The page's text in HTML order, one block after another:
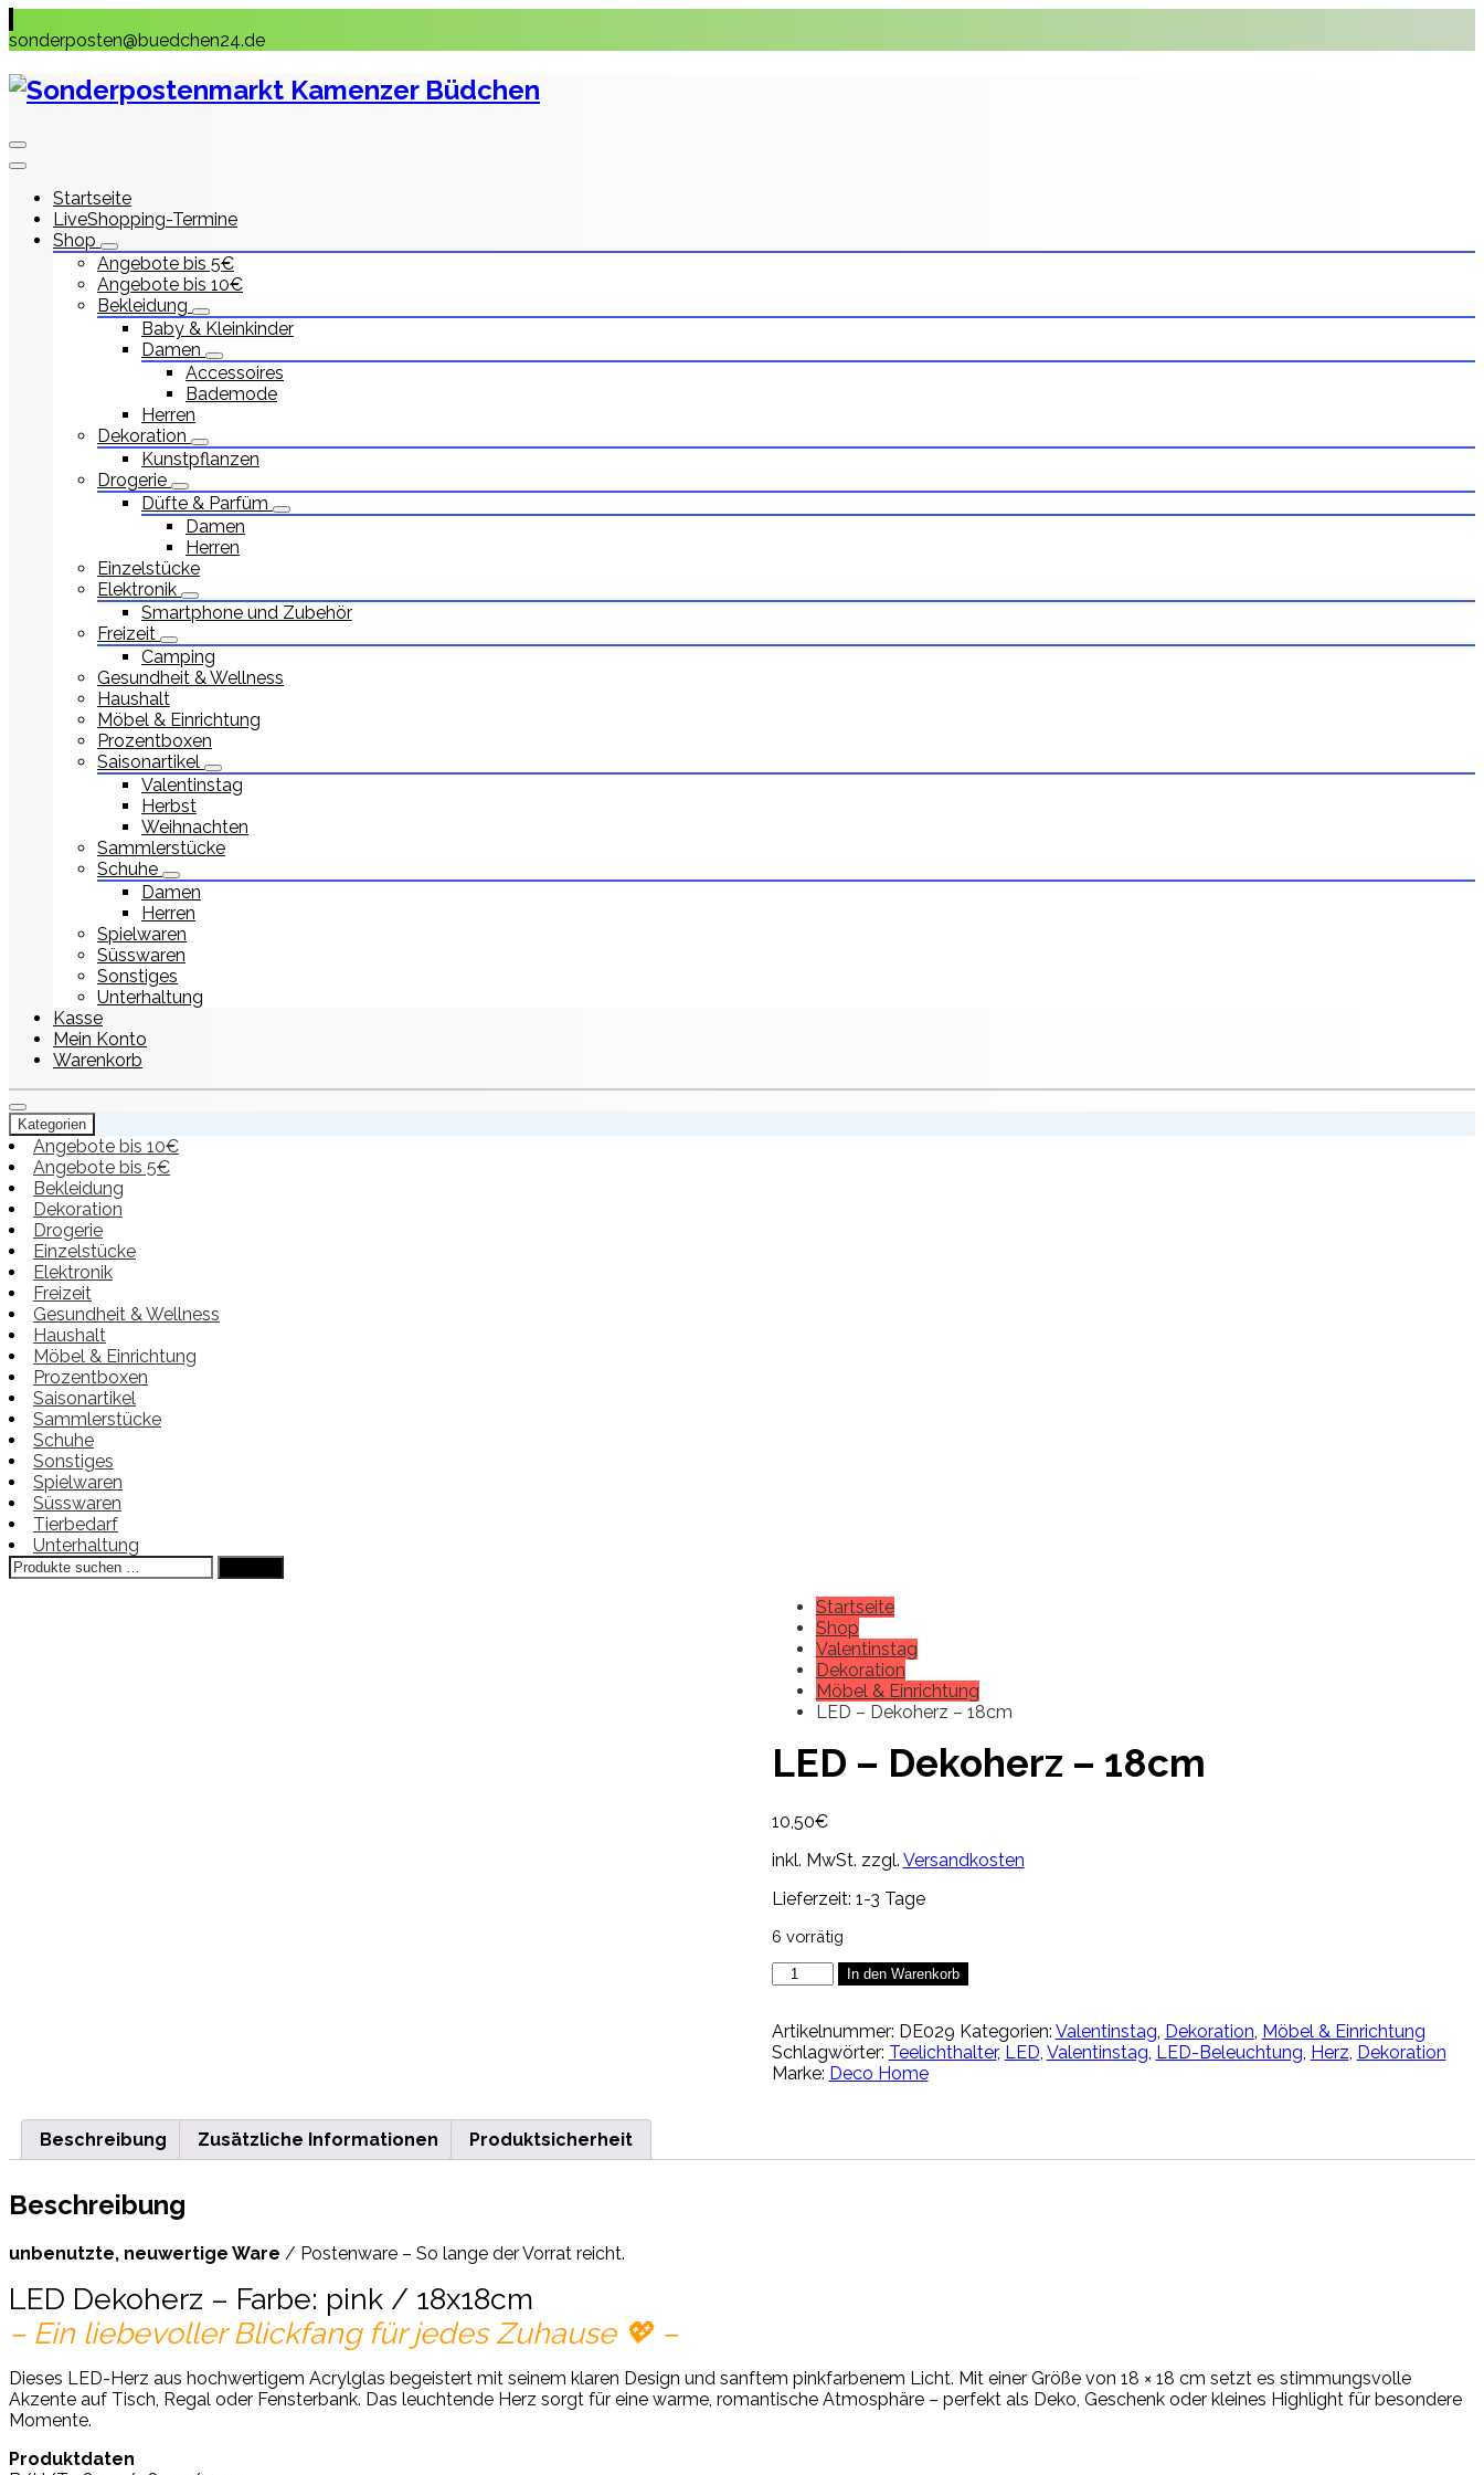
to
sonderposten@buedchen24.de
Startseite
LiveShopping-Termine
Shop
Angebote bis 5€
Angebote bis 10€
Bekleidung
Baby & Kleinkinder
Damen
Accessoires
Bademode
Herren
Dekoration
Kunstpflanzen
Drogerie
Düfte & Parfüm
Damen
Herren
Einzelstücke
Elektronik
Smartphone und Zubehör
Freizeit
Camping
Gesundheit & Wellness
Haushalt
Möbel & Einrichtung
Prozentboxen
Saisonartikel
Valentinstag
Herbst
Weihnachten
Sammlerstücke
Schuhe
Damen
Herren
Spielwaren
Süsswaren
Sonstiges
Unterhaltung
Kasse
Mein Konto
Warenkorb
Kategorien
Angebote bis 10€
Angebote bis 5€
Bekleidung
Dekoration
Drogerie
Einzelstücke
Elektronik
Freizeit
Gesundheit & Wellness
Haushalt
Möbel & Einrichtung
Prozentboxen
Saisonartikel
Sammlerstücke
Schuhe
Sonstiges
Spielwaren
Süsswaren
Tierbedarf
Unterhaltung
Suchen
nach:
Startseite
Shop
Valentinstag
Dekoration
Möbel & Einrichtung
LED – Dekoherz – 18cm
LED – Dekoherz – 18cm
10,50€
inkl. MwSt. zzgl. Versandkosten
Lieferzeit: 1-3 Tage
6 vorrätig
LED
-
-
18cm
Menge
In den Warenkorb
Artikelnummer: DE029 Kategorien: Valentinstag, Dekoration, Möbel & Einrichtung
Schlagwörter: Teelichthalter, LED, Valentinstag, LED-Beleuchtung, Herz, Dekoration
Marke: Deco Home
Beschreibung Zusätzliche Informationen Produktsicherheit
Beschreibung
unbenutzte, neuwertige Ware / Postenware – So lange der Vorrat reicht.
LED Dekoherz – Farbe: pink / 18x18cm
– Ein liebevoller Blickfang für jedes Zuhause 💖 –
Dieses LED-Herz aus hochwertigem Acrylglas begeistert mit seinem klaren Design und sanftem pinkfarbenem Licht. Mit einer Größe von 18 × 18 cm setzt es stimmungsvolle
Akzente auf Tisch, Regal oder Fensterbank. Das leuchtende Herz sorgt für eine warme, romantische Atmosphäre – perfekt als Deko, Geschenk oder kleines Highlight für besondere
Momente.
Produktdaten